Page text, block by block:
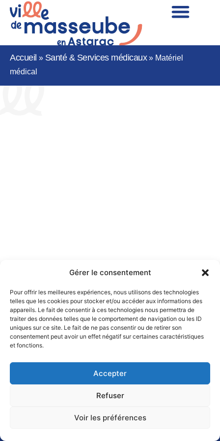
Gérer le consentement
Pour offrir les meilleures expériences, nous utilisons des technologies
telles que les cookies pour stocker et/ou accéder aux informations des
appareils. Le fait de consentir à ces technologies nous permettra de
traiter des données telles que le comportement de navigation ou les ID
uniques sur ce site. Le fait de ne pas consentir ou de retirer son
consentement peut avoir un effet négatif sur certaines caractéristiques
et fonctions.
Accepter
Refuser
Voir les préférences
Accueil » Santé & Services médicaux» Matériel
médical